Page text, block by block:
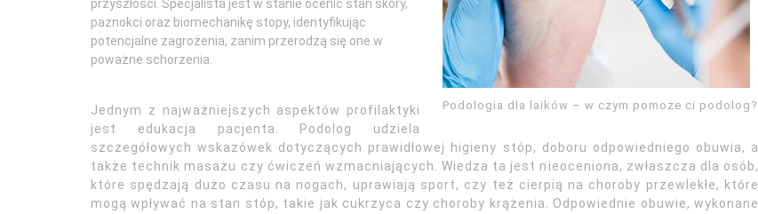
Podologia dla laików – w czym pomoże ci podolog?
przyszłości. Specjalista jest w stanie ocenić stan skóry,
paznokci oraz biomechanikę stopy, identyfikując
potencjalne zagrożenia, zanim przerodzą się one w
poważne schorzenia.
Jednym z najważniejszych aspektów profilaktyki
jest edukacja pacjenta. Podolog udziela
szczegółowych wskazówek dotyczących prawidłowej higieny stóp, doboru odpowiedniego obuwia, a
także technik masażu czy ćwiczeń wzmacniających. Wiedza ta jest nieoceniona, zwłaszcza dla osób,
które spędzają dużo czasu na nogach, uprawiają sport, czy też cierpią na choroby przewlekłe, które
mogą wpływać na stan stóp, takie jak cukrzyca czy choroby krążenia. Odpowiednie obuwie, wykonane